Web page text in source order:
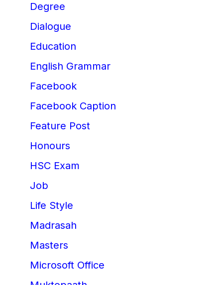
Degree
Dialogue
Education
English Grammar
Facebook
Facebook Caption
Feature Post
Honours
HSC Exam
Job
Life Style
Madrasah
Masters
Microsoft Office